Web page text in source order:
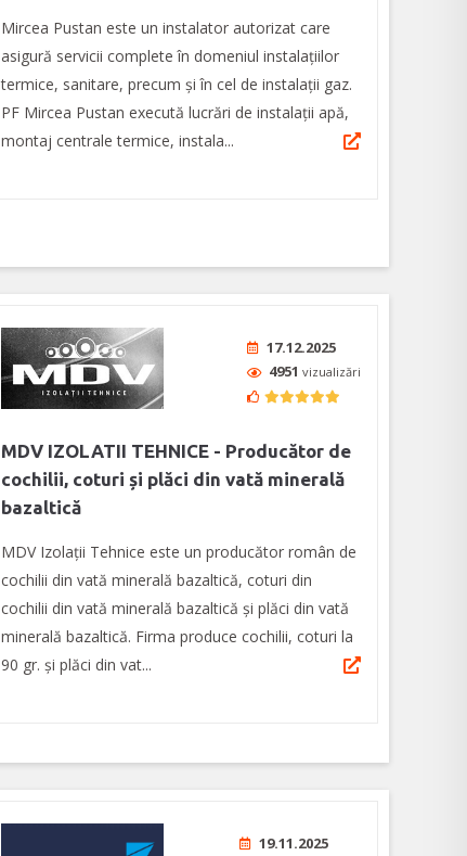
Mircea Pustan este un instalator autorizat care
asigură servicii complete în domeniul instalațiilor
termice, sanitare, precum și în cel de instalații gaz.
PF Mircea Pustan execută lucrări de instalații apă,
montaj centrale termice, instala...
17.12.2025
4951 vizualizări
MDV IZOLATII TEHNICE - Producător de
cochilii, coturi și plăci din vată minerală
bazaltică
MDV Izolații Tehnice este un producător român de
cochilii din vată minerală bazaltică, coturi din
cochilii din vată minerală bazaltică și plăci din vată
minerală bazaltică. Firma produce cochilii, coturi la
90 gr. și plăci din vat...
19.11.2025